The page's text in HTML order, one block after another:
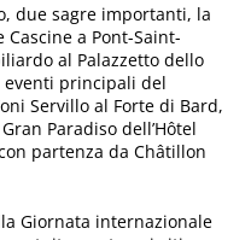
due sagre importanti, la
Cascine a Pont-Saint-
al Palazzetto dello
eventi principali del
Servillo al Forte di Bard,
Paradiso dell’Hôtel
partenza da Châtillon
Giornata internazionale